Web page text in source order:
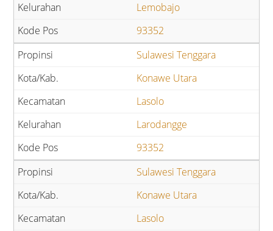
Lemobajo
93352
Sulawesi Tenggara
Konawe Utara
Lasolo
Larodangge
93352
Sulawesi Tenggara
Konawe Utara
Lasolo